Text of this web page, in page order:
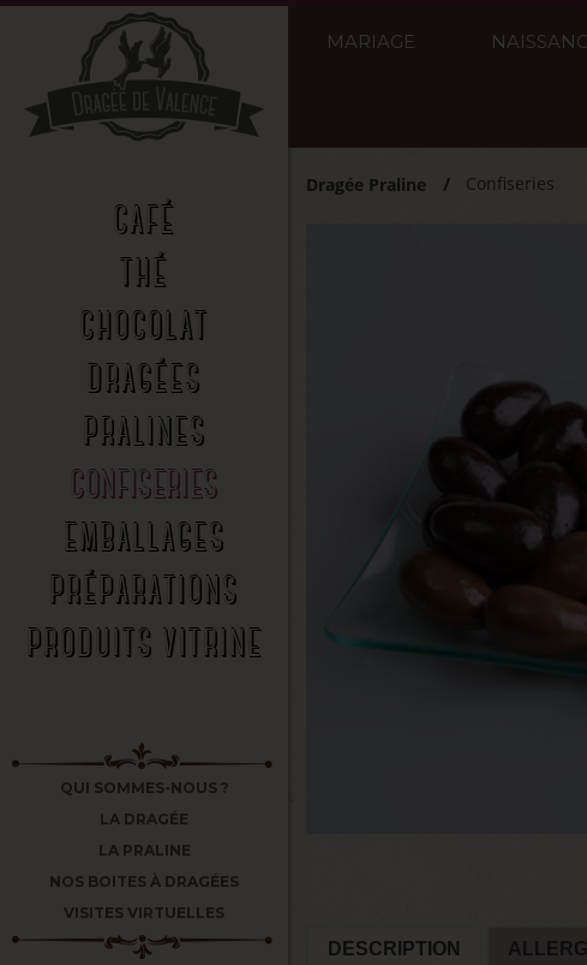
CAFÉ
THÉ
CHOCOLAT
DRAGÉES
PRALINES
CONFISERIES
EMBALLAGES
PRÉPARATIONS
PRODUITS VITRINE
QUI SOMMES-NOUS ?
LA DRAGÉE
LA PRALINE
NOS BOITES À DRAGÉES
VISITES VIRTUELLES
MARIAGE
Dragée Praline Confiseries
DESCRIPTION